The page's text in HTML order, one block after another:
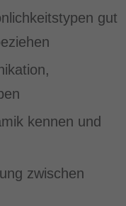
gut
kennen und
zwischen